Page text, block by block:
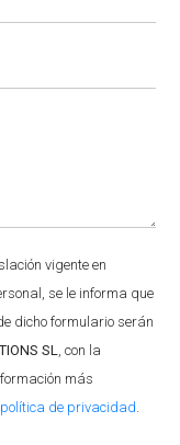
vigente en
se le informa que
dicho formulario serán
SL, con la
más
política de privacidad.